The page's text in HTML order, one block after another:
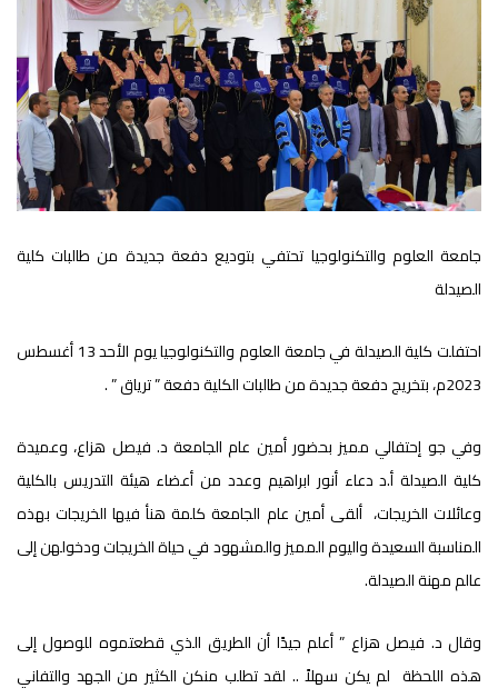
جامعة العلوم والتكنولوجيا تحتفي بتوديع دفعة جديدة من طالبات كلية
الصيدلة
احتفلت كلية الصيدلة في جامعة العلوم والتكنولوجيا يوم الأحد 13 أغسطس
2023م، بتخريج دفعة جديدة من طالبات الكلية دفعة ” ترياق ” .
وفي جو إحتفالي مميز بحضور أمين عام الجامعة د. فيصل هزاع، وعميدة
كلية الصيدلة أ.د دعاء أنور ابراهيم وعدد من أعضاء هيئة التدريس بالكلية
وعائلات الخريجات، ألقى أمين عام الجامعة كلمة هنأ فيها الخريجات بهذه
المناسبة السعيدة واليوم المميز والمشهود في حياة الخريجات ودخولهن إلى
عالم مهنة الصيدلة.
وقال د. فيصل هزاع ” أعلم جيدًا أن الطريق الذي قطعتموه للوصول إلى
هذه اللحظة لم يكن سهلاً .. لقد تطلب منكن الكثير من الجهد والتفاني